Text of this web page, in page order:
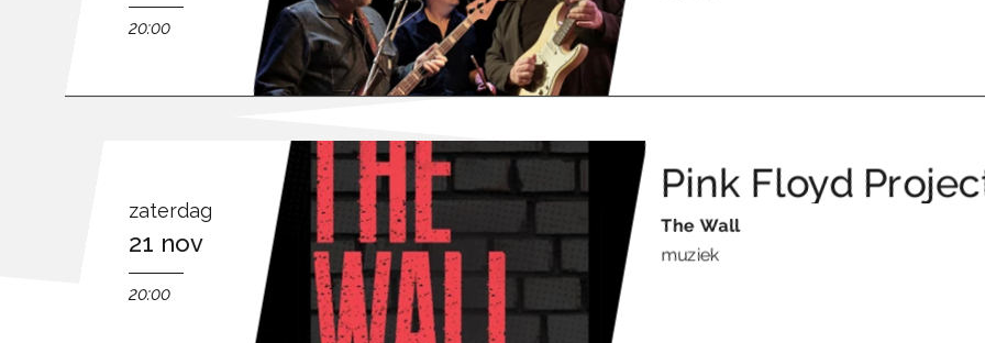
20:00
zaterdag
21 nov
20:00
Pink Floyd
The Wall
muziek